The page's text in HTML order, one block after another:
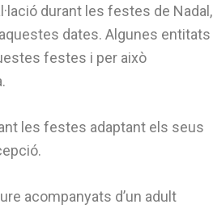
durant les festes de Nadal,
dates. Algunes entitats
festes i per això
les festes adaptant els seus
acompanyats d’un adult